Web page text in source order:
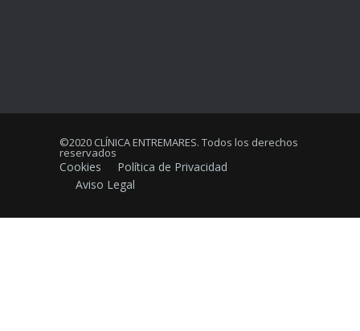
©2020 CLÍNICA ENTREMARES. Todos los derechos
reservados
Cookies
Política de Privacidad
Aviso Legal